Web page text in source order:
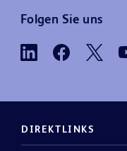
Folgen Sie uns
DIREKTLINKS